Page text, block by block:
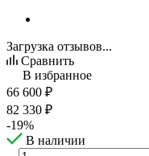
Загрузка отзывов...
Сравнить
В избранное
66 600 ₽
82 330 ₽
-19%
В наличии